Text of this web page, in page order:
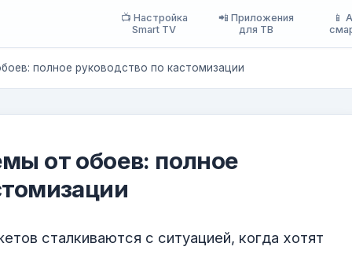
📺 Настройка
Smart TV
📲 Приложения
для ТВ
📱
полное руководство по кастомизации
от обоев: полное
сталкиваются с ситуацией, когда хотят